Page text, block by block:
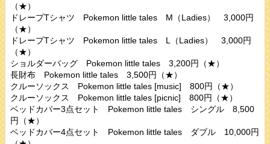
（★）
ドレープTシャツ Pokemon little tales M（Ladies） 3,000円
（★）
ドレープTシャツ Pokemon little tales L（Ladies） 3,000円
（★）
ショルダーバッグ Pokemon little tales 3,200円（★）
長財布 Pokemon little tales 3,500円（★）
クルーソックス Pokemon little tales [music] 800円（★）
クルーソックス Pokemon little tales [picnic] 800円（★）
ベッドカバー3点セット Pokemon little tales シングル 8,500
円（★）
ベッドカバー4点セット Pokemon little tales ダブル 10,000円